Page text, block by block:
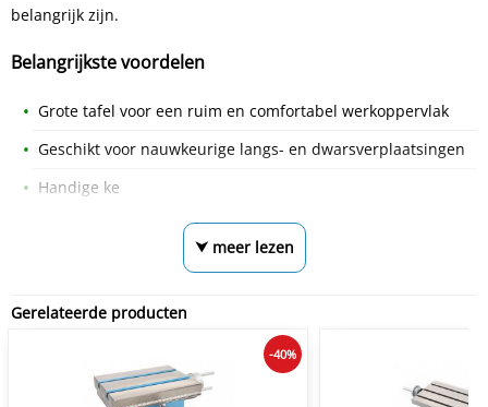
belangrijk zijn.
Belangrijkste voordelen
Grote tafel voor een ruim en comfortabel werkoppervlak
Geschikt voor nauwkeurige langs- en dwarsverplaatsingen
Handige ke
⮟ meer lezen
Gerelateerde producten
-40%